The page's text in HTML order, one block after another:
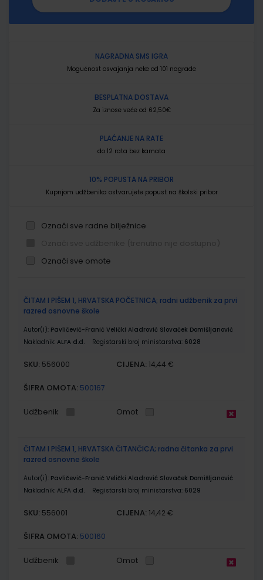
NAGRADNA SMS IGRA
Mogućnost osvajanja neke od 101 nagrade
BESPLATNA DOSTAVA
Za iznose veće od 62,50€
PLAĆANJE NA RATE
do 12 rata bez kamata
10% POPUSTA NA PRIBOR
Kupnjom udžbenika ostvarujete popust na školski pribor
Označi sve radne bilježnice
Označi sve omote
proizvodi
ČITAM I PIŠEM 1, HRVATSKA POČETNICA; radni udžbenik za prvi
razred osnovne škole
Autor(i): Pavličević-Franić Velički Aladrović Slovaček Domišljanović
Nakladnik: ALFA d.d. Registarski broj ministarstva: 6028
SKU: 556000 CIJENA: 14,44 €
ŠIFRA OMOTA: 500167
Udžbenik Omot
ČITAM I PIŠEM 1, HRVATSKA ČITANČICA; radna čitanka za prvi
razred osnovne škole
Autor(i): Pavličević-Franić Velički Aladrović Slovaček Domišljanović
Nakladnik: ALFA d.d. Registarski broj ministarstva: 6029
SKU: 556001 CIJENA: 14,42 €
ŠIFRA OMOTA: 500160
Udžbenik Omot